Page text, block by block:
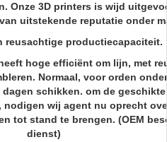
Onze 3D printers is wijd
uitstekende reputatie onder
reusachtige productiecapaciteit.
hoge efficiënt om lijn, met
Normaal, voor orden
schikken. om de
wij agent nu oprecht
tot stand te brengen. (OEM
dienst)